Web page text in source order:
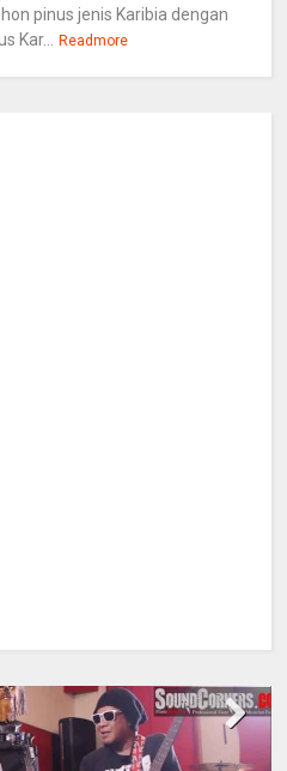
pinus jenis Karibia dengan
Kar...
Readmore